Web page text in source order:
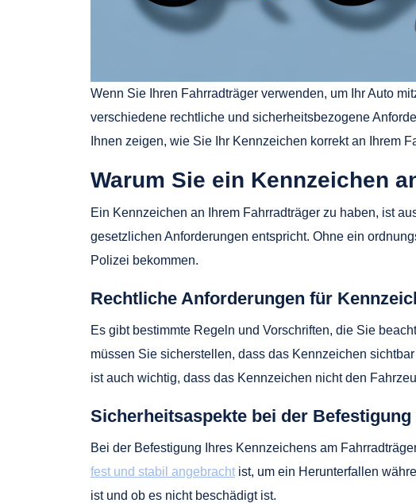
Wenn Sie Ihren Fahrradträger verwenden, um Ihr Auto
verschiedene rechtliche und sicherheitsbezogene
Ihnen zeigen, wie Sie Ihr Kennzeichen korrekt an Ihrem
Warum Sie ein Kennzeichen
Ein Kennzeichen an Ihrem Fahrradträger zu haben, ist
gesetzlichen Anforderungen entspricht. Ohne ein
Polizei bekommen.
Rechtliche Anforderungen für
Es gibt bestimmte Regeln und Vorschriften, die Sie
müssen Sie sicherstellen, dass das Kennzeichen
ist auch wichtig, dass das Kennzeichen nicht den
Sicherheitsaspekte bei der
Bei der Befestigung Ihres Kennzeichens am
fest und stabil angebracht ist, um ein Herunterfallen
ist und ob es nicht beschädigt ist.